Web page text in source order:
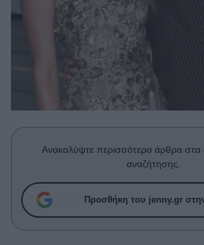
Woman Power
Πρόσωπα
Celebrities
True Stories
Ask the Guru
Success Stories
Ανακαλύψτε περισσότερα άρθρα στα
αναζήτησης.
Προσθήκη του jenny.gr